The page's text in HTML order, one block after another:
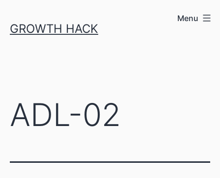
to
GROWTH HACK
Menu
ADL-02